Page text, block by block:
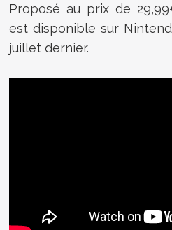
Proposé au prix de
est disponible sur
juillet dernier.